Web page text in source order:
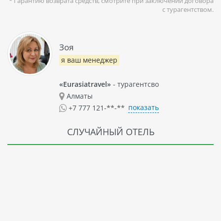
с турагентством.
Зоя
я ваш менеджер
«Eurasiatravel» - турагентсво
Алматы
+7 777 121-**-** показать
СЛУЧАЙНЫЙ ОТЕЛЬ